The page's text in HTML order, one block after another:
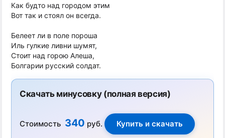
Как будто над городом этим
Вот так и стоял он всегда.
Белеет ли в поле пороша
Иль гулкие ливни шумят,
Стоит над горою Алеша,
Болгарии русский солдат.
Скачать минусовку (полная версия)
Стоимость 340 руб.